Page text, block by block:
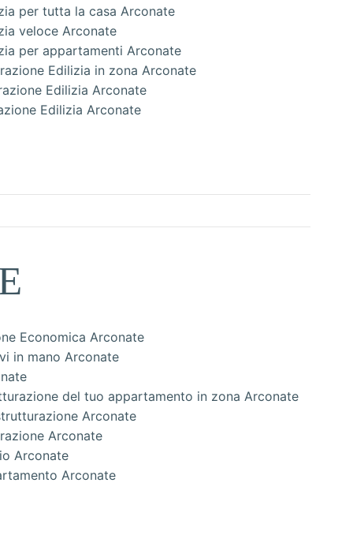
per tutta la casa Arconate
veloce Arconate
per appartamenti Arconate
Edilizia in zona Arconate
Edilizia Arconate
Edilizia Arconate
Economica Arconate
in mano Arconate
del tuo appartamento in zona Arconate
Arconate
Arconate
Arconate
Arconate